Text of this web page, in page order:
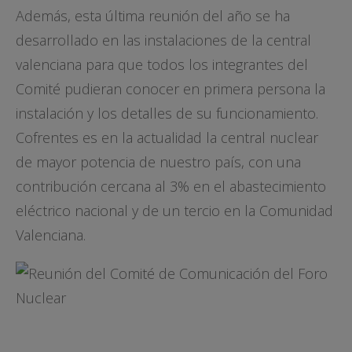
Además, esta última reunión del año se ha
desarrollado en las instalaciones de la central
valenciana para que todos los integrantes del
Comité pudieran conocer en primera persona la
instalación y los detalles de su funcionamiento.
Cofrentes es en la actualidad la central nuclear
de mayor potencia de nuestro país, con una
contribución cercana al 3% en el abastecimiento
eléctrico nacional y de un tercio en la Comunidad
Valenciana.